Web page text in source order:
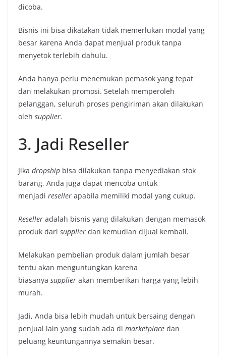
dicoba.
Bisnis ini bisa dikatakan tidak memerlukan modal yang
besar karena Anda dapat menjual produk tanpa
menyetok terlebih dahulu.
Anda hanya perlu menemukan pemasok yang tepat
dan melakukan promosi. Setelah memperoleh
pelanggan, seluruh proses pengiriman akan dilakukan
oleh supplier.
3. Jadi Reseller
Jika dropship bisa dilakukan tanpa menyediakan stok
barang, Anda juga dapat mencoba untuk
menjadi reseller apabila memiliki modal yang cukup.
Reseller adalah bisnis yang dilakukan dengan memasok
produk dari supplier dan kemudian dijual kembali.
Melakukan pembelian produk dalam jumlah besar
tentu akan menguntungkan karena
biasanya supplier akan memberikan harga yang lebih
murah.
Jadi, Anda bisa lebih mudah untuk bersaing dengan
penjual lain yang sudah ada di marketplace dan
peluang keuntungannya semakin besar.